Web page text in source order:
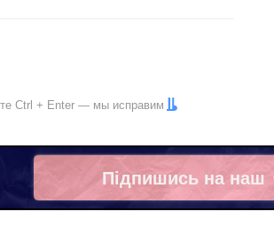
Ctrl + Enter — мы исправим
Підпишись на наш
Facebook